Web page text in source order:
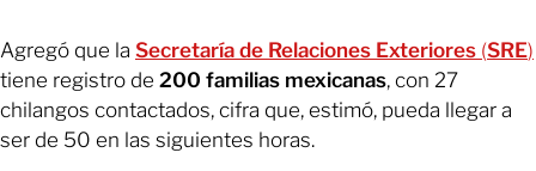
Agregó que la Secretaría de Relaciones Exteriores (SRE)
tiene registro de 200 familias mexicanas, con 27
chilangos contactados, cifra que, estimó, pueda llegar a
ser de 50 en las siguientes horas.